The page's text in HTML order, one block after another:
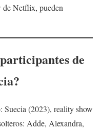
de Netflix, pueden
de
Suecia (2023), reality show
Adde, Alexandra,